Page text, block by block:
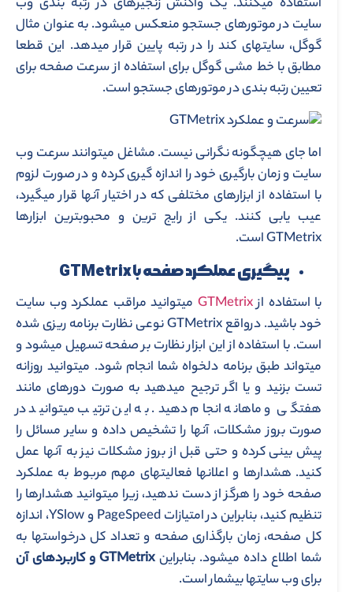
سایت در موتورهای جستجو منعکس می­شود. به عنوان مثال
گوگل، سایت­های کند را در رتبه پایین قرار می­دهد. این قطعا
مطابق با خط مشی گوگل برای استفاده از سرعت صفحه برای
تعیین رتبه بندی در موتورهای جستجو است.
اما جای هیچ­گونه نگرانی نیست. مشاغل می­توانند سرعت وب
سایت و زمان بارگیری خود را اندازه گیری کرده و در صورت لزوم
با استفاده از ابزارهای مختلفی که در اختیار آن­ها قرار می­گیرد،
عیب یابی کنند. یکی از رایج ترین و محبوب­ترین ابزارها
GTMetrix است.
پیگیری عملکرد صفحه باGTMetrix
با استفاده ازGTMetrix می­توانید مراقب عملکرد وب سایت
خود باشید. درواقع GTMetrix نوعی نظارت برنامه ریزی شده
است. با استفاده از این ابزار نظارت بر صفحه تسهیل می­شود و
می­تواند طبق برنامه دلخواه شما انجام شود. می­توانید روزانه
تست بزنید و یا اگر ترجیح می­دهید به صورت دوره­ای مانند
هفتگی و ماهانه انجام دهید. به این ترتیب می­توانید در
صورت بروز مشکلات، آن­ها را تشخیص داده و سایر مسائل را
پیش بینی کرده و حتی قبل از بروز مشکلات نیز به آن­ها عمل
کنید. هشدارها و اعلان­ها فعالیت­های مهم مربوط به عملکرد
صفحه خود را هرگز از دست ندهید، زیرا می­توانید هشدارها را
تنظیم کنید، بنابراین در امتیازات PageSpeed و YSlow، اندازه
کل صفحه، زمان بارگذاری صفحه و تعداد کل درخواست­ها به
شما اطلاع داده می­شود. بنابراینGTMetrixو کاربردهای آن
برای وب سایت­ها بی­شمار است.